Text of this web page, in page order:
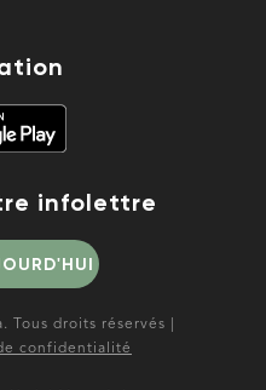
infolettre
Tous droits réservés |
confidentialité